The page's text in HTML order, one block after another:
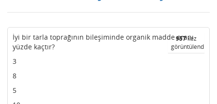
957kez
görüntülendi
İyi bir tarla toprağının bileşiminde organik madde oranı
yüzde kaçtır?
3
8
5